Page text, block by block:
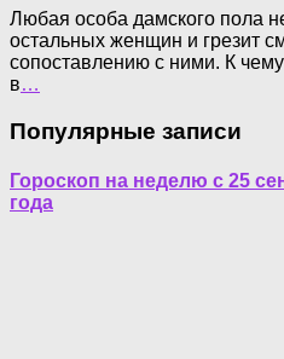
Любая особа дамского пола
остальных женщин и грезит
сопоставлению с ними. К
в…
Популярные записи
Гороскоп на неделю с 25
года